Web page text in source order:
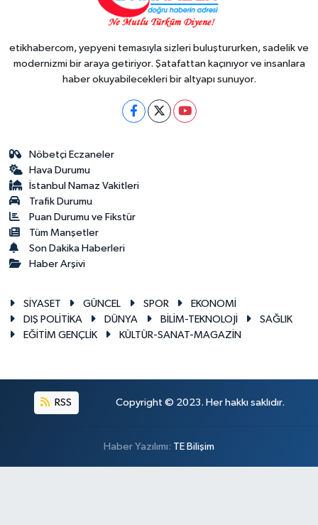
etikhabercom, yepyeni temasıyla sizleri buluştururken, sadelik ve
modernizmi bir araya getiriyor. Şatafattan kaçınıyor ve insanlara
haber okuyabilecekleri bir altyapı sunuyor.
Nöbetçi Eczaneler
Hava Durumu
İstanbul Namaz Vakitleri
Trafik Durumu
Puan Durumu ve Fikstür
Tüm Manşetler
Son Dakika Haberleri
Haber Arşivi
SİYASET GÜNCEL SPOR
EKONOMİ
DIŞ POLİTİKA
DÜNYA BİLİM-TEKNOLOJİ
SAĞLIK
EĞİTİM GENÇLİK
KÜLTÜR-SANAT-MAGAZİN
RSS Copyright © 2023. Her hakkı saklıdır.
Haber Yazılımı: TE Bilişim